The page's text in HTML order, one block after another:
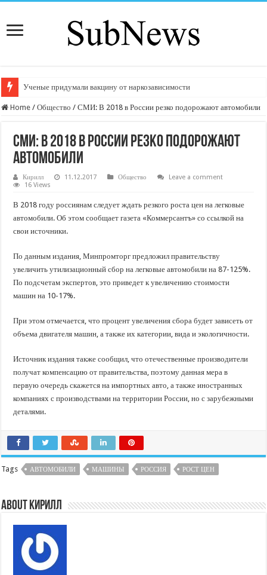
Ученые придумали вакцину от наркозависимости
Home / Общество / СМИ: В 2018 в России резко подорожают автомобили
СМИ: В 2018 в России резко подорожают
автомобили
Кирилл 11.12.2017 Общество
Leave a comment
16 Views
В 2018 году россиянам следует ждать резкого роста цен на легковые
автомобили. Об этом сообщает газета «Коммерсантъ» со ссылкой на
свои источники.
По данным издания, Минпромторг предложил правительству
увеличить утилизационный сбор на легковые автомобили на 87-125%.
По подсчетам экспертов, это приведет к увеличению стоимости
машин на 10-17%.
При этом отмечается, что процент увеличения сбора будет зависеть от
объема двигателя машин, а также их категории, вида и экологичности.
Источник издания также сообщил, что отечественные производители
получат компенсацию от правительства, поэтому данная мера в
первую очередь скажется на импортных авто, а также иностранных
компаниях с производствами на территории России, но с зарубежными
деталями.
Tags АВТОМОБИЛИ МАШИНЫ РОССИЯ РОСТ ЦЕН
About Кирилл